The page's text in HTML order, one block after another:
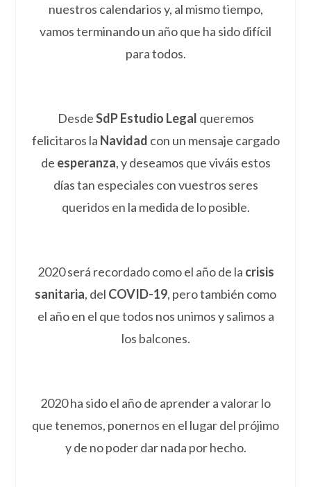
nuestros calendarios y, al mismo tiempo,
vamos terminando un año que ha sido difícil
para todos.
DesdeSdP Estudio Legal queremos
felicitaros la Navidad con un mensaje cargado
de esperanza, y deseamos que viváis estos
días tan especiales con vuestros seres
queridos en la medida de lo posible.
2020 será recordado como el año de la crisis
sanitaria, del COVID-19, pero también como
el año en el que todos nos unimos y salimos a
los balcones.
2020 ha sido el año de aprender a valorar lo
que tenemos, ponernos en el lugar del prójimo
y de no poder dar nada por hecho.